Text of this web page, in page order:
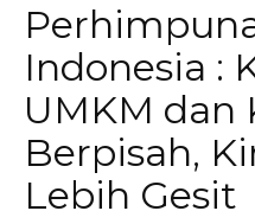
Indonesia :
UMKM dan
Berpisah,
Lebih Gesit